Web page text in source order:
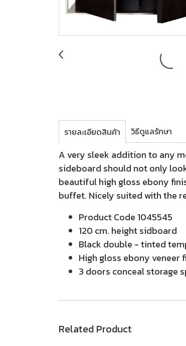
รายละเอียดสินค้า วิธีดูแลรักษา
A very sleek addition to any
sideboard should not only
beautiful high gloss ebony
buffet. Nicely suited with the
Product Code 1045545
120 cm. height sidboard
Black double - tinted
High gloss ebony veneer
3 doors conceal storage
Related Product